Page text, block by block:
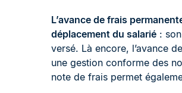
L’avance de frais
déplacement du salarié :
versé. Là encore, l’avance
une gestion conforme des
note de frais permet